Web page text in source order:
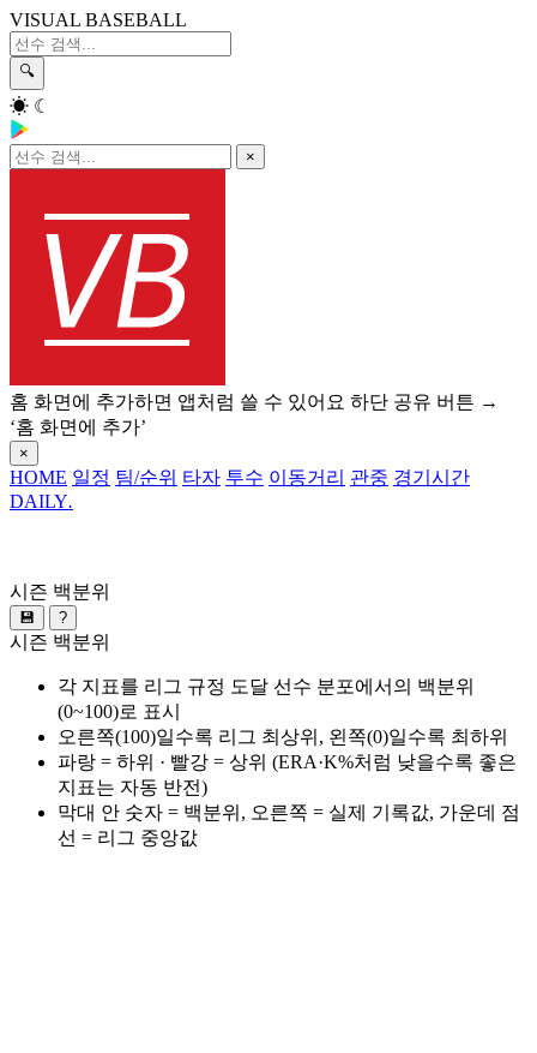
VISUAL BASEBALL
🔍
☀ ☾
×
홈 화면에 추가하면 앱처럼 쓸 수 있어요 하단 공유 버튼 →
‘홈 화면에 추가’
×
HOME 일정 팀/순위 타자 투수 이동거리 관중 경기시간
DAILY.
시즌 백분위
💾 ?
시즌 백분위
각 지표를 리그 규정 도달 선수 분포에서의 백분위
(0~100)로 표시
오른쪽(100)일수록 리그 최상위, 왼쪽(0)일수록 최하위
파랑 = 하위 · 빨강 = 상위 (ERA·K%처럼 낮을수록 좋은
지표는 자동 반전)
막대 안 숫자 = 백분위, 오른쪽 = 실제 기록값, 가운데 점
선 = 리그 중앙값